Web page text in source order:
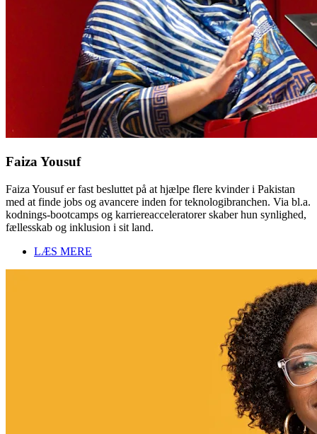
Faiza Yousuf
Faiza Yousuf er fast besluttet på at hjælpe flere kvinder i Pakistan
med at finde jobs og avancere inden for teknologibranchen. Via bl.a.
kodnings-bootcamps og karriereacceleratorer skaber hun synlighed,
fællesskab og inklusion i sit land.
LÆS MERE